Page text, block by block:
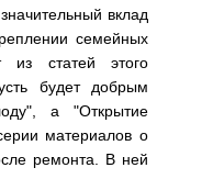
вклад
семейных
из статей этого
будет добрым
а "Открытие
материалов о
ремонта. В ней